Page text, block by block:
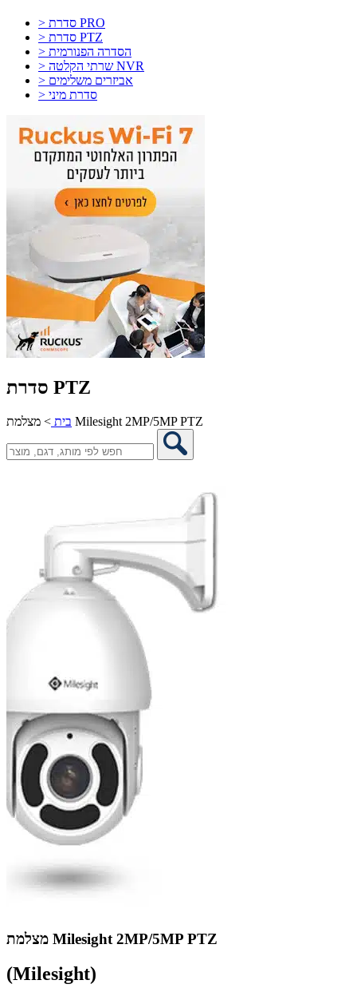
> סדרת PRO
> סדרת PTZ
> הסדרה הפנורמית
> שרתי הקלטה NVR
> אביזרים משלימים
> סדרת מיני
סדרת PTZ
בית > מצלמת Milesight 2MP/5MP PTZ
מצלמת Milesight 2MP/5MP PTZ
(Milesight)